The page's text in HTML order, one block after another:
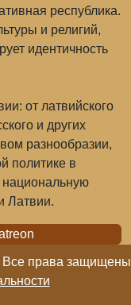
республика.
и религий,
идентичность
от латвийского
и других
разнообразии,
политике в
национальную
Латвии.
Все права защищены